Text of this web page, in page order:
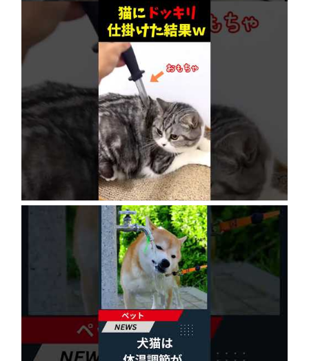
ネコにドッキリ仕掛けた結果５選 #猫のいる暮
らし #cat #面白集 #ねこ #笑ったら負け
2026年8月6日
犬猫は体温調節が苦手、しかも夏バテは胃腸に
出る…そんなときの対処法とは？ #犬 #猫 #ペ
ット #飼い猫 #飼い犬 #熱中症 #日刊ゲンダイ